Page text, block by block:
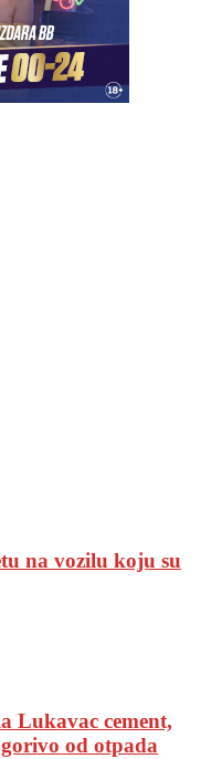
na vozilu koju su
Lukavac cement,
od otpada